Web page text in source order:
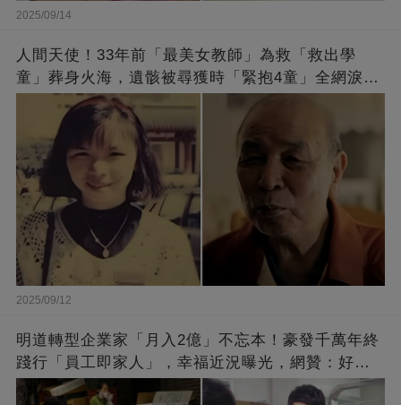
2025/09/14
人間天使！33年前「最美女教師」為救「救出學
童」葬身火海，遺骸被尋獲時「緊抱4童」全網淚
崩：真正的英雄不該被遺忘
2025/09/12
明道轉型企業家「月入2億」不忘本！豪發千萬年終
踐行「員工即家人」，幸福近況曝光，網贊：好老
闆的福報